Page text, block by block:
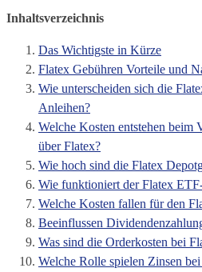
Inhaltsverzeichnis
Das Wichtigste in Kürze
Flatex Gebühren Vorteile und
Wie unterscheiden sich die
Anleihen?
Welche Kosten entstehen beim
über Flatex?
Wie hoch sind die Flatex
Wie funktioniert der Flatex
Welche Kosten fallen für den
Beeinflussen
Was sind die Orderkosten bei
Welche Rolle spielen Zinsen